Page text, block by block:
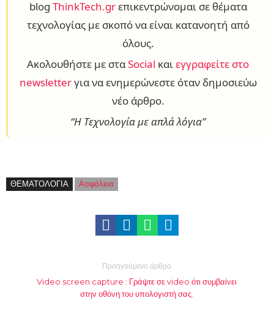
blog ThinkTech.grεπικεντρώνομαι σε θέματα
τεχνολογίας με σκοπό να είναι κατανοητή από
όλους.
Ακολουθήστε με σταSocial καιεγγραφείτε στο
newsletterγια να ενημερώνεστε όταν δημοσιεύω
νέο άρθρο.
“Η Τεχνολογία με απλά λόγια”
ΘΕΜΑΤΟΛΟΓΙΑ Ασφάλεια
Προηγούμενο άρθρο
Video screen capture : Γράψτε σε video ότι συμβαίνει
στην οθόνη του υπολογιστή σας.